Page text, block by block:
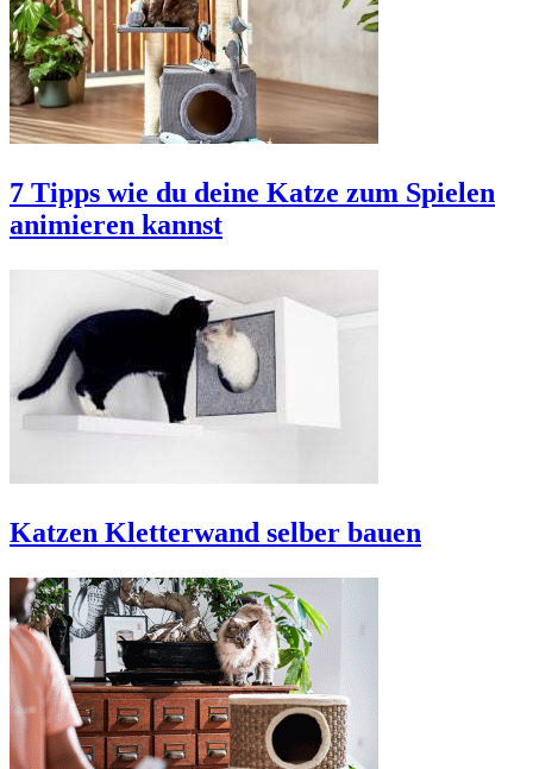
7 Tipps wie du deine Katze zum Spielen
animieren kannst
Katzen Kletterwand selber bauen